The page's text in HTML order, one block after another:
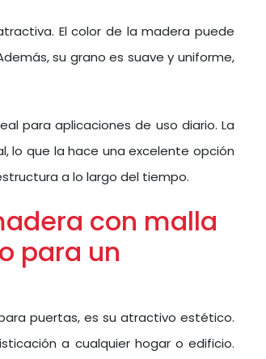
El color de la madera puede
su grano es suave y uniforme,
para aplicaciones de uso diario. La
lo que la hace una excelente opción
a lo largo del tiempo.
con malla
para un
puertas, es su atractivo estético.
a cualquier hogar o edificio.